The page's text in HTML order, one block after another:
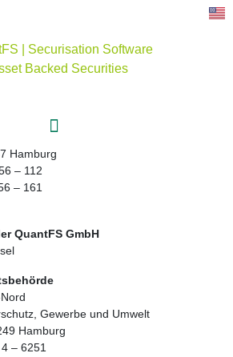
Hamburg
– 112
– 161
QuantFS GmbH
Gewerbe und Umwelt
Hamburg
– 6251